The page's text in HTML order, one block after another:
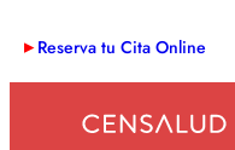
Inhalt
springen
Reserva tu Cita Online